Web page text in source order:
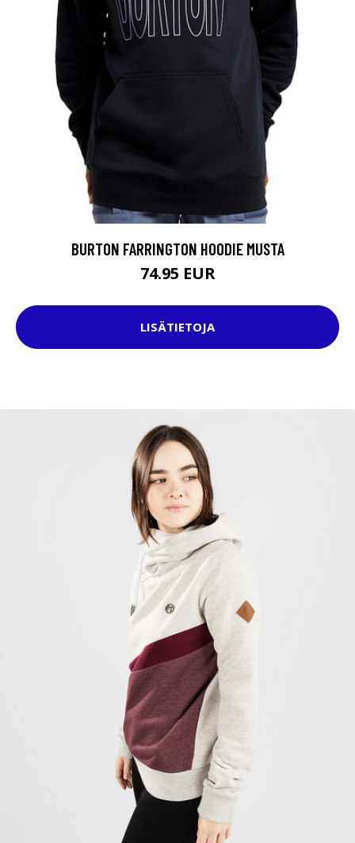
BURTON FARRINGTON HOODIE MUSTA
74.95 EUR
LISÄTIETOJA